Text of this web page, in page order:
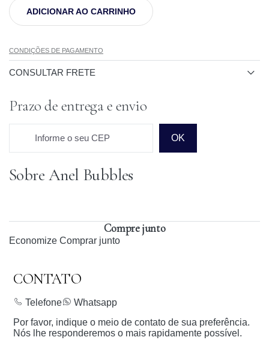
ADICIONAR AO CARRINHO
CONDIÇÕES DE PAGAMENTO
CONSULTAR FRETE
Prazo de entrega e envio
Informe o seu CEP OK
Prazo para o CEP
Sobre Anel Bubbles
Compre junto
Economize Comprar junto
CONTATO
Telefone
Whatsapp
Por favor, indique o meio de contato de sua preferência.
Nós lhe responderemos o mais rapidamente possível.